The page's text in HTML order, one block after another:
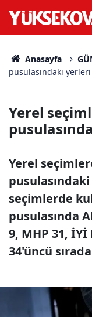
Anasayfa
pusulasındaki
Yerel
Yerel
seçimlerde
pusulasında
9, MHP 31,
34'üncü